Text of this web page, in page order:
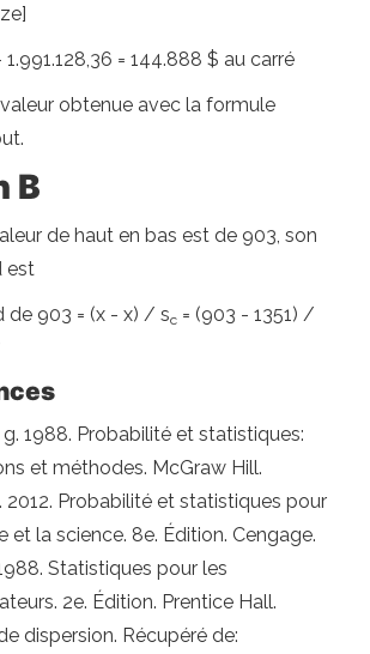
1.991.128,36 = 144.888 $ au carré
obtenue avec la formule
B
de haut en bas est de 903, son
est
de 903 = (x - x) / sc = (903 - 1351) /
g. 1988. Probabilité et statistiques:
et méthodes. McGraw Hill.
2012. Probabilité et statistiques pour
et la science. 8e. Édition. Cengage.
Statistiques pour les
2e. Édition. Prentice Hall.
dispersion. Récupéré de: